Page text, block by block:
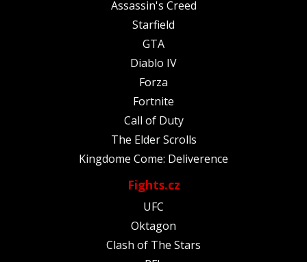
Assassin's Creed
Starfield
GTA
Diablo IV
Forza
Fortnite
Call of Duty
The Elder Scrolls
Kingdome Come: Deliverence
Fights.cz
UFC
Oktagon
Clash of The Stars